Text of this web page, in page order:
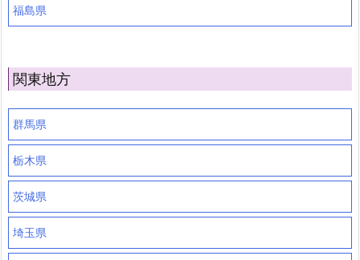
福島県
関東地方
群馬県
栃木県
茨城県
埼玉県